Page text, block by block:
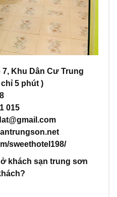
Khu Dân Cư Trung
5 phút )
015
sweethotel198/
ở khách sạn trung sơn